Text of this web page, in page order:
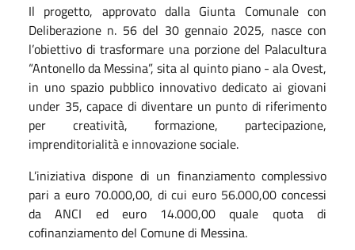
Il progetto, approvato dalla Giunta Comunale con
Deliberazione n. 56 del 30 gennaio 2025, nasce con
l’obiettivo di trasformare una porzione del Palacultura
“Antonello da Messina”, sita al quinto piano - ala Ovest,
in uno spazio pubblico innovativo dedicato ai giovani
under 35, capace di diventare un punto di riferimento
per creatività, formazione, partecipazione,
imprenditorialità e innovazione sociale.
L’iniziativa dispone di un finanziamento complessivo
pari a euro 70.000,00, di cui euro 56.000,00 concessi
da ANCI ed euro 14.000,00 quale quota di
cofinanziamento del Comune di Messina.